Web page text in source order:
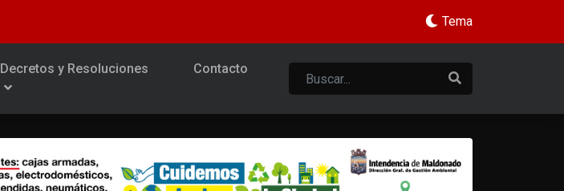
Tema
Decretos y Resoluciones Contacto